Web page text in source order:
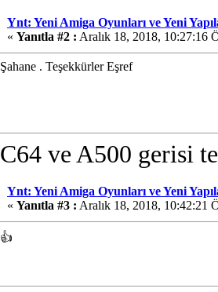
Ynt: Yeni Amiga Oyunları ve Yeni
« Yanıtla #2 : Aralık 18, 2018, 10:27:16
Şahane . Teşekkürler Eşref
C64 ve A500 gerisi
Ynt: Yeni Amiga Oyunları ve Yeni
« Yanıtla #3 : Aralık 18, 2018, 10:42:21
👍